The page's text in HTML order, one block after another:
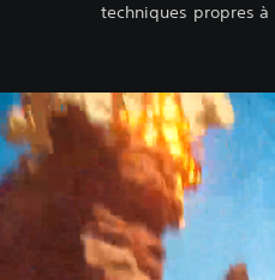
techniques propres